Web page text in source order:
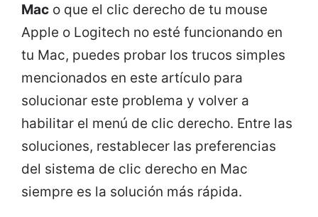
Mac o que el clic derecho de tu mouse
Apple o Logitech no esté funcionando en
tu Mac, puedes probar los trucos simples
mencionados en este artículo para
solucionar este problema y volver a
habilitar el menú de clic derecho. Entre las
soluciones, restablecer las preferencias
del sistema de clic derecho en Mac
siempre es la solución más rápida.